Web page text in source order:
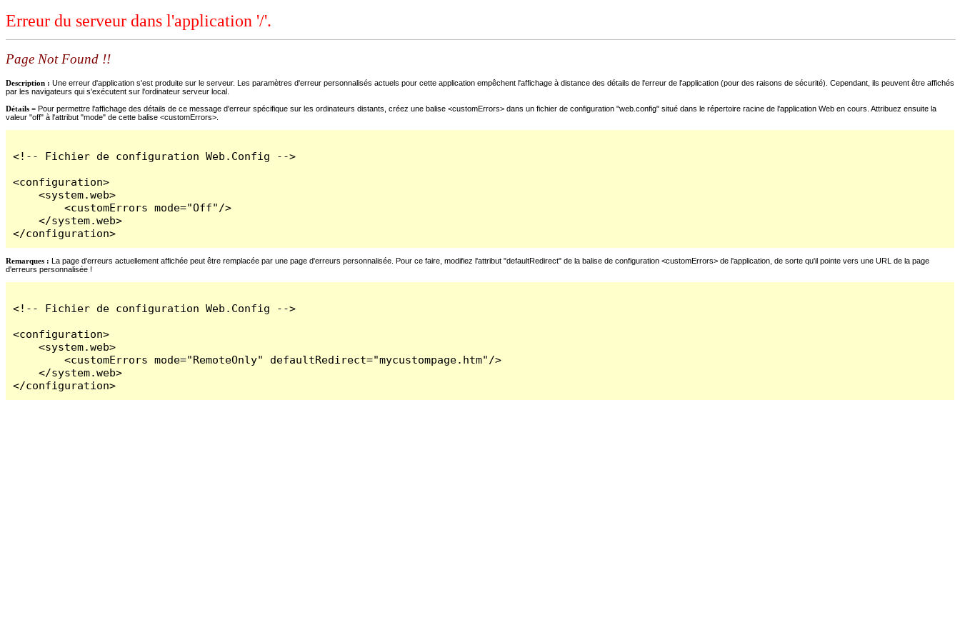
Erreur du serveur dans l'application '/'.
Page Not Found !!
Description : Une erreur d'application s'est produite sur le serveur. Les paramètres d'erreur personnalisés actuels pour cette application empêchent l'affichage à distance des détails de l'erreur de l'application (pour des raisons de sécurité). Cependant, ils peuvent être affichés
par les navigateurs qui s'exécutent sur l'ordinateur serveur local.
Détails = Pour permettre l'affichage des détails de ce message d'erreur spécifique sur les ordinateurs distants, créez une balise <customErrors> dans un fichier de configuration "web.config" situé dans le répertoire racine de l'application Web en cours. Attribuez ensuite la
valeur "off" à l'attribut "mode" de cette balise <customErrors>.
<!-- Fichier de configuration Web.Config -->
<configuration>
    <system.web>
        <customErrors mode="Off"/>
    </system.web>
</configuration>
Remarques : La page d'erreurs actuellement affichée peut être remplacée par une page d'erreurs personnalisée. Pour ce faire, modifiez l'attribut "defaultRedirect" de la balise de configuration <customErrors> de l'application, de sorte qu'il pointe vers une URL de la page
d'erreurs personnalisée !
<!-- Fichier de configuration Web.Config -->
<configuration>
    <system.web>
        <customErrors mode="RemoteOnly" defaultRedirect="mycustompage.htm"/>
    </system.web>
</configuration>